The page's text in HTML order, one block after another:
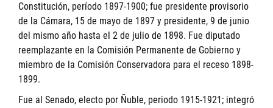
Constitución, período 1897-1900; fue presidente provisorio
de la Cámara, 15 de mayo de 1897 y presidente, 9 de junio
del mismo año hasta el 2 de julio de 1898. Fue diputado
reemplazante en la Comisión Permanente de Gobierno y
miembro de la Comisión Conservadora para el receso 1898-
1899.
Fue al Senado, electo por Ñuble, periodo 1915-1921; integró